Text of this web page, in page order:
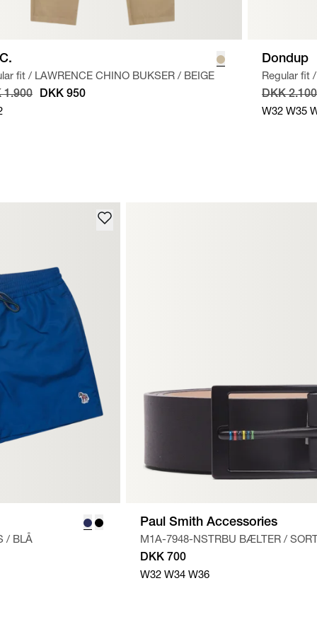
fit / LAWRENCE CHINO BUKSER / BEIGE
1.900 DKK 950
Dondup
Regular fit /
DKK 2.100
W32 W35
/ BLÅ
Paul Smith Accessories
M1A-7948-NSTRBU BÆLTER /
DKK 700
W32 W34 W36